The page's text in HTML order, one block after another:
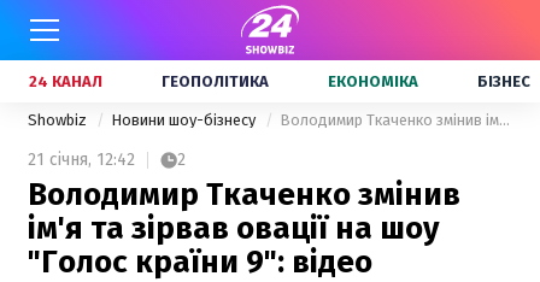
24 КАНАЛ ГЕОПОЛІТИКА ЕКОНОМІКА БІЗНЕС
Showbiz Новини шоу-бізнесу Володимир Ткаченко змінив ім'я та зірвав овації на шоу "Голос країни 9": відео
21 січня, 12:42 2
Володимир Ткаченко змінив
ім'я та зірвав овації на шоу
"Голос країни 9": відео